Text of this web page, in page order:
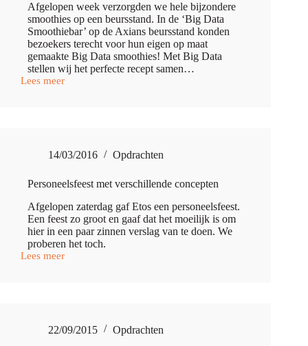
Afgelopen week verzorgden we hele bijzondere
smoothies op een beursstand. In de ‘Big Data
Smoothiebar’ op de Axians ‪beursstand‬ konden
bezoekers terecht voor hun eigen op maat
gemaakte ‪Big Data‬ smoothies! Met Big Data
stellen wij het perfecte recept samen…
Lees meer
Bijzondere
14/03/2016 Opdrachten
Personeelsfeest met verschillende concepten
Afgelopen zaterdag gaf Etos een personeelsfeest.
Een feest zo groot en gaaf dat het moeilijk is om
hier in een paar zinnen verslag van te doen. We
proberen het toch.
Lees meer
Personeelsfeest
22/09/2015 Opdrachten